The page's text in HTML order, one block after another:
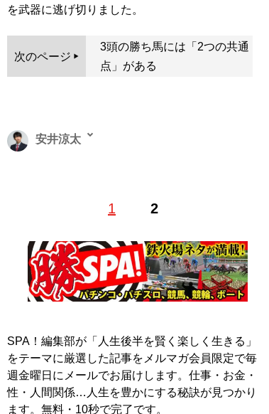
を武器に逃げ切りました。
次のページ
3頭の勝ち馬には「2つの共通
点」がある
1 2
安井涼太
（秀和システム）』が11月15日に発売
質ギアファイブ(ガイドワークス)』『超穴馬の激走を見
抜く！ 追走力必勝法（秀和システム）』、『安井式ラッ
プキャラ （ベストセラーズ）』など多数の書籍を執筆。
Twitter：@RyotaYasui
『安井式上がりＸハロン
攻略法 』
（秀和システム）
SPA！編集部が「人生後半を賢く楽しく生きる」
をテーマに厳選した記事をメルマガ会員限定で毎
週金曜日にメールでお届けします。仕事・お金・
性・人間関係…人生を豊かにする秘訣が見つかり
ます。無料・10秒で完了です。